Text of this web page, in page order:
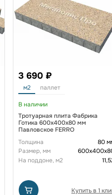
3 690 ₽
м2 паллет
В наличии
Тротуарная плита Фабрика
Готика 600х400х80 мм
Павловское FERRO
Толщина
80
Размер, мм
На поддоне, м2
Купить в 1